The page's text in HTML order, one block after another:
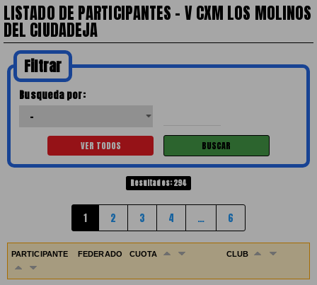
LISTADO DE PARTICIPANTES - V CXM LOS MOLINOS
DEL CIUDADEJA
Filtrar
Busqueda por:
Resultados: 294
1 2 3 4 … 6
PARTICIPANTE FEDERADO CUOTA CLUB